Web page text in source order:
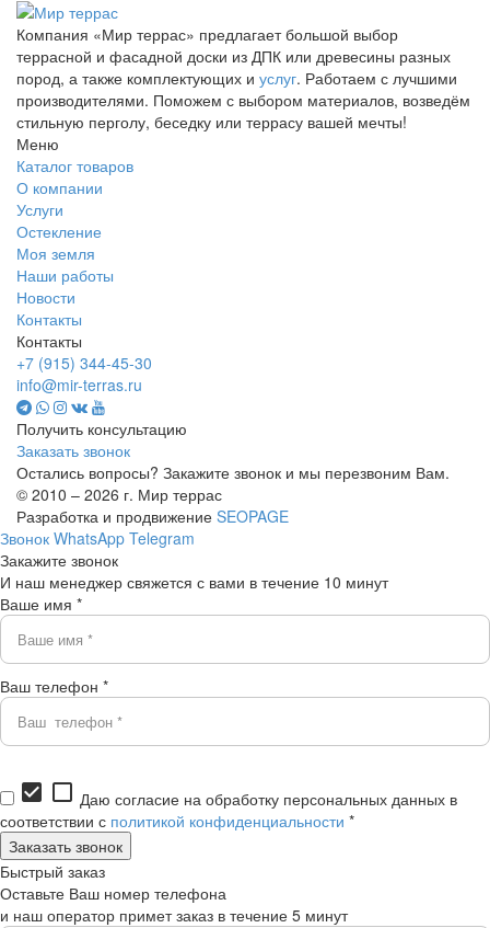
Компания «Мир террас» предлагает большой выбор
террасной и фасадной доски из ДПК или древесины разных
пород, а также комплектующих и услуг. Работаем с лучшими
производителями. Поможем с выбором материалов, возведём
стильную перголу, беседку или террасу вашей мечты!
Меню
Каталог товаров
О компании
Услуги
Остекление
Моя земля
Наши работы
Новости
Контакты
Контакты
+7 (915) 344-45-30
info@mir-terras.ru
Получить консультацию
Заказать звонок
Остались вопросы? Закажите звонок и мы перезвоним Вам.
© 2010 – 2026 г. Мир террас
Разработка и продвижение SEOPAGE
Звонок WhatsApp Telegram
Закажите звонок
И наш менеджер свяжется с вами в течение 10 минут
Ваше имя *
Ваш телефон *
check_box check_box_outline_blank Даю согласие на обработку персональных данных в
соответствии с политикой конфиденциальности *
Быстрый заказ
Оставьте Ваш номер телефона
и наш оператор примет заказ в течение 5 минут